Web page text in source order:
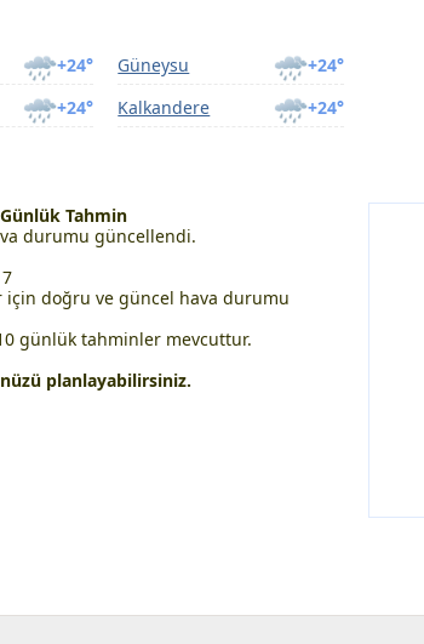
+24° +24°
Güneysu
+24° +24°
Kalkandere
Tahmin
durumu güncellendi.
için doğru ve güncel hava durumu
günlük tahminler mevcuttur.
planlayabilirsiniz.